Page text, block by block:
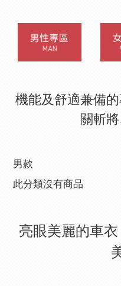
機能及舒適兼備
關斬
男款
此分類沒有商品
亮眼美麗的車